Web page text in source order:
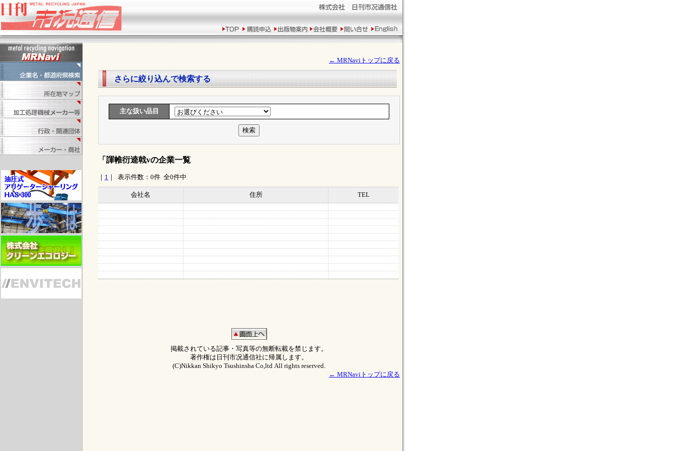
1
← MRNaviトップに戻る
さらに絞り込んで検索する
主な扱い品目
「諢帷衍逵戟vの企業一覧
1 ｜ 表示件数：0件 全0件中
会社名 住所 TEL
掲載されている記事・写真等の無断転載を禁じます。
著作権は日刊市况通信社に帰属します。
(C)Nikkan Shikyo Tsushinsha Co,ltd All rights reserved.
← MRNaviトップに戻る